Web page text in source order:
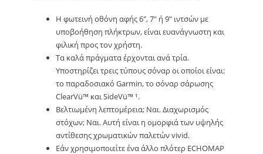
Η φωτεινή οθόνη αφής 6″, 7″ ή 9″ ιντσών με
υποβοήθηση πλήκτρων, είναι ευανάγνωστη και
φιλική προς τον χρήστη.
Τα καλά πράγματα έρχονται ανά τρία.
Υποστηρίζει τρεις τύπους σόναρ οι οποίοι είναι:
το παραδοσιακό Garmin, το σόναρ σάρωσης
ClearVü™ και SideVü™ ¹.
Βελτιωμένη λεπτομέρεια; Ναι. Διαχωρισμός
στόχων; Ναι. Αυτή είναι η ομορφιά των υψηλής
αντίθεσης χρωματικών παλετών vivid.
Εάν χρησιμοποιείτε ένα άλλο πλότερ ECHOMAP